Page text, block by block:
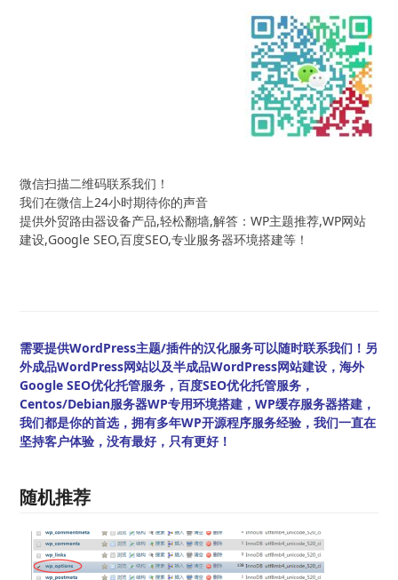
微信扫描二维码联系我们！
我们在微信上24小时期待你的声音
提供外贸路由器设备产品,轻松翻墙,解答：WP主题推荐,WP网站
建设,Google SEO,百度SEO,专业服务器环境搭建等！
需要提供WordPress主题/插件的汉化服务可以随时联系我们！另
外成品WordPress网站以及半成品WordPress网站建设，海外
Google SEO优化托管服务，百度SEO优化托管服务，
Centos/Debian服务器WP专用环境搭建，WP缓存服务器搭建，
我们都是你的首选，拥有多年WP开源程序服务经验，我们一直在
坚持客户体验，没有最好，只有更好！
随机推荐